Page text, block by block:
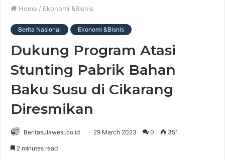
Home / Ekonomi &Bisnis
Berita Nasional Ekonomi &Bisnis
Dukung Program Atasi
Stunting Pabrik Bahan
Baku Susu di Cikarang
Diresmikan
Beritasulawesi.co.id 29 March 2023 0 351
2 minutes read